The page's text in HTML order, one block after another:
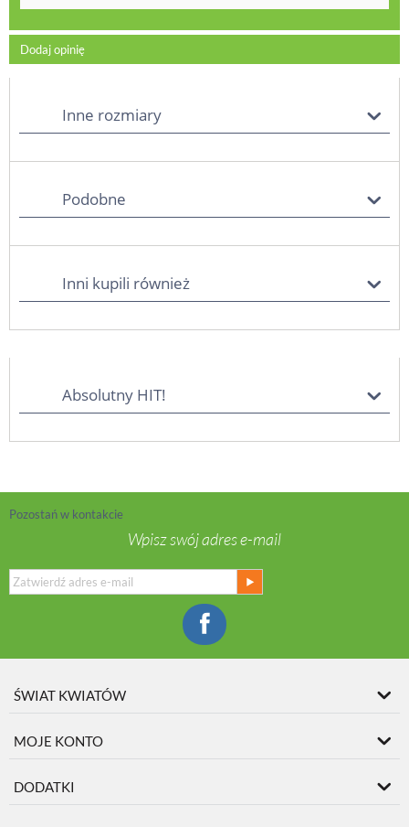
Dodaj opinię
Inne rozmiary
Podobne
Inni kupili również
Absolutny HIT!
Pozostań w kontakcie
Wpisz swój adres e-mail
ŚWIAT KWIATÓW
MOJE KONTO
DODATKI